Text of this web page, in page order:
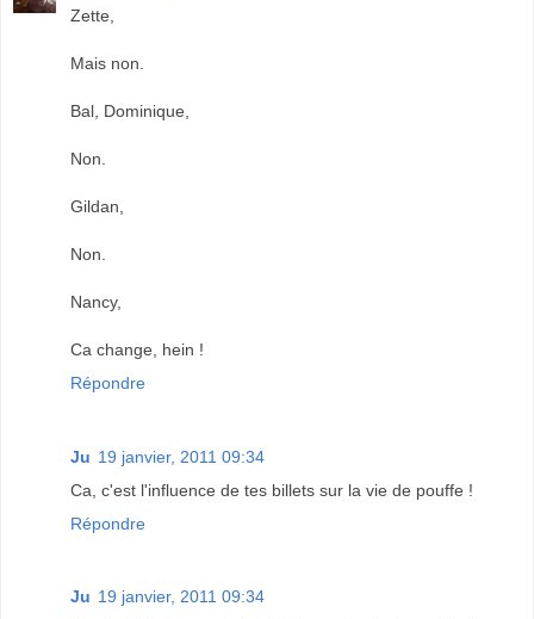
Zette,
Mais non.
Bal, Dominique,
Non.
Gildan,
Non.
Nancy,
Ca change, hein !
Répondre
Ju 19 janvier, 2011 09:34
Ca, c'est l'influence de tes billets sur la vie de pouffe !
Répondre
Ju 19 janvier, 2011 09:34